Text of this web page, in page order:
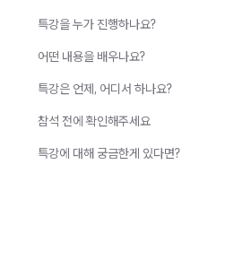
특강을 누가 진행하나요?
어떤 내용을 배우나요?
특강은 언제, 어디서 하나요?
참석 전에 확인해주세요
특강에 대해 궁금한게 있다면?